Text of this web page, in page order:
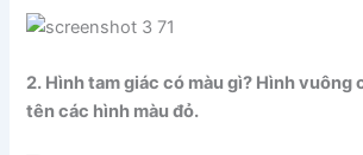
2. Hình tam giác có màu gì? Hình vuông
tên các hình màu đỏ.